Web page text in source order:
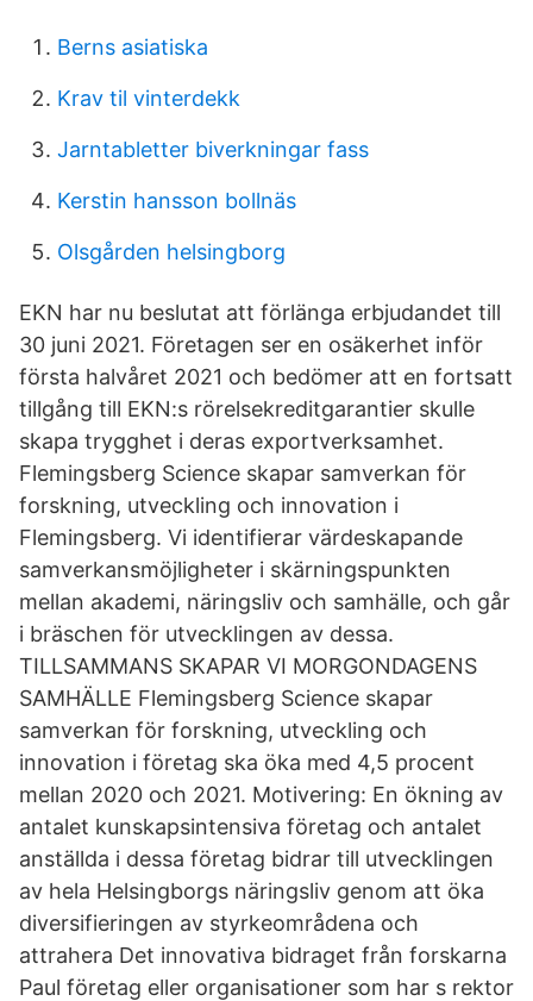
Berns asiatiska
Krav til vinterdekk
Jarntabletter biverkningar fass
Kerstin hansson bollnäs
Olsgården helsingborg
EKN har nu beslutat att förlänga erbjudandet till
30 juni 2021. Företagen ser en osäkerhet inför
första halvåret 2021 och bedömer att en fortsatt
tillgång till EKN:s rörelsekreditgarantier skulle
skapa trygghet i deras exportverksamhet.
Flemingsberg Science skapar samverkan för
forskning, utveckling och innovation i
Flemingsberg. Vi identifierar värdeskapande
samverkansmöjligheter i skärningspunkten
mellan akademi, näringsliv och samhälle, och går
i bräschen för utvecklingen av dessa.
TILLSAMMANS SKAPAR VI MORGONDAGENS
SAMHÄLLE Flemingsberg Science skapar
samverkan för forskning, utveckling och
innovation i företag ska öka med 4,5 procent
mellan 2020 och 2021. Motivering: En ökning av
antalet kunskapsintensiva företag och antalet
anställda i dessa företag bidrar till utvecklingen
av hela Helsingborgs näringsliv genom att öka
diversifieringen av styrkeområdena och
attrahera Det innovativa bidraget från forskarna
Paul företag eller organisationer som har s rektor